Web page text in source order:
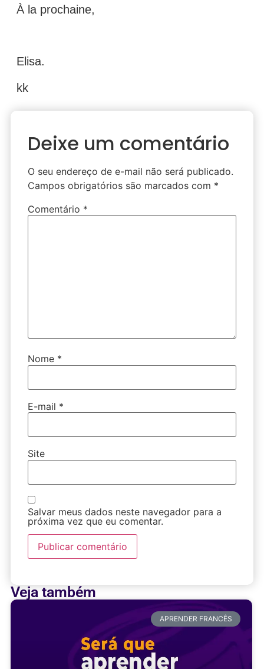
À la prochaine,
Elisa.
kk
Deixe um comentário
O seu endereço de e-mail não será publicado.
Campos obrigatórios são marcados com *
Comentário *
Nome *
E-mail *
Site
Salvar meus dados neste navegador para a
próxima vez que eu comentar.
Veja também
APRENDER FRANCÊS